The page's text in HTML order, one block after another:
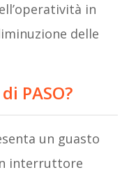
in
delle
PASO?
un guasto
interruttore